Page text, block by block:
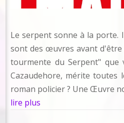
Le serpent sonne à la porte.
sont des œuvres avant d'être
tourmente du Serpent" que
Cazaudehore, mérite toutes
roman policier ? Une Œuvre
lire plus